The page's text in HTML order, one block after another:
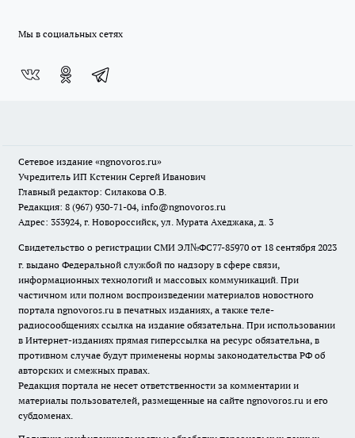
Мы в социальных сетях
Сетевое издание «ngnovoros.ru»
Учредитель ИП Кстенин Сергей Иванович
Главный редактор: Силакова О.В.
Редакция: 8 (967) 930-71-04, info@ngnovoros.ru
Адрес: 353924, г. Новороссийск, ул. Мурата Ахеджака, д. 3
Свидетельство о регистрации СМИ ЭЛ№ФС77-85970 от 18 сентября 2023
г. выдано Федеральной службой по надзору в сфере связи,
информационных технологий и массовых коммуникаций. При
частичном или полном воспроизведении материалов новостного
портала ngnovoros.ru в печатных изданиях, а также теле-
радиосообщениях ссылка на издание обязательна. При использовании
в Интернет-изданиях прямая гиперссылка на ресурс обязательна, в
противном случае будут применены нормы законодательства РФ об
авторских и смежных правах.
Редакция портала не несет ответственности за комментарии и
материалы пользователей, размещенные на сайте ngnovoros.ru и его
субдоменах.